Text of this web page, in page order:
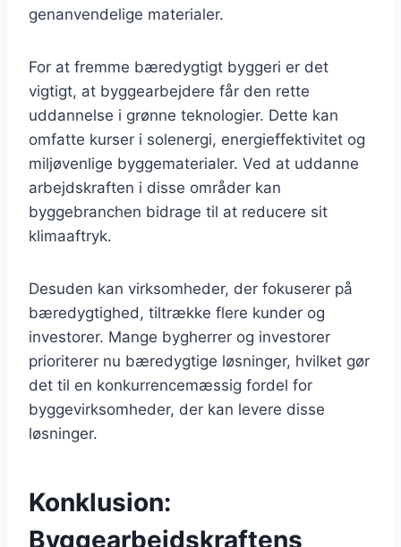
genanvendelige materialer.
For at fremme bæredygtigt byggeri er det
vigtigt, at byggearbejdere får den rette
uddannelse i grønne teknologier. Dette kan
omfatte kurser i solenergi, energieffektivitet og
miljøvenlige byggematerialer. Ved at uddanne
arbejdskraften i disse områder kan
byggebranchen bidrage til at reducere sit
klimaaftryk.
Desuden kan virksomheder, der fokuserer på
bæredygtighed, tiltrække flere kunder og
investorer. Mange bygherrer og investorer
prioriterer nu bæredygtige løsninger, hvilket gør
det til en konkurrencemæssig fordel for
byggevirksomheder, der kan levere disse
løsninger.
Konklusion:
Byggearbejdskraftens